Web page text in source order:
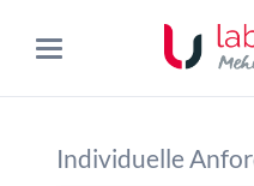
Individuelle